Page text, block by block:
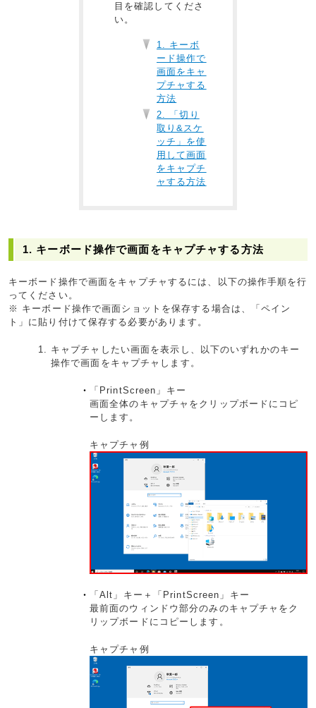
目を確認してくださ
い。
1. キーボ
ード操作で
画面をキャ
プチャする
方法
2. 「切り
取り&スケ
ッチ」を使
用して画面
をキャプチ
ャする方法
1. キーボード操作で画面をキャプチャする方法
キーボード操作で画面をキャプチャするには、以下の操作手順を行
ってください。
※ キーボード操作で画面ショットを保存する場合は、「ペイン
ト」に貼り付けて保存する必要があります。
キャプチャしたい画面を表示し、以下のいずれかのキー
操作で画面をキャプチャします。
「PrintScreen」キー
画面全体のキャプチャをクリップボードにコピ
ーします。
キャプチャ例
「Alt」キー＋「PrintScreen」キー
最前面のウィンドウ部分のみのキャプチャをク
リップボードにコピーします。
キャプチャ例